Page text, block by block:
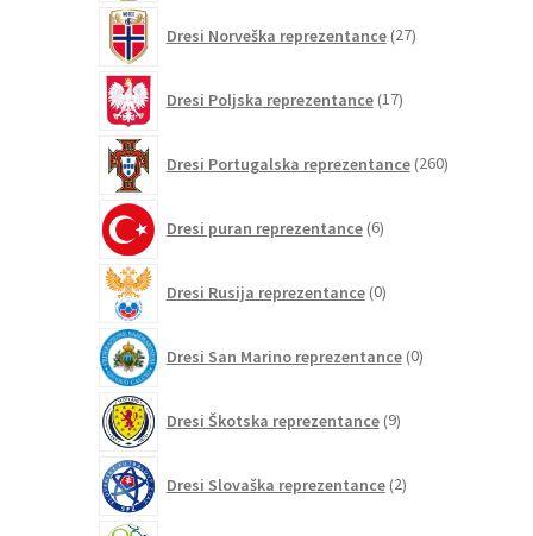
Dresi Norveška reprezentance 27izdelkov
Dresi Poljska reprezentance 17izdelkov
Dresi Portugalska reprezentance 260izdelkov
Dresi puran reprezentance 6izdelkov
Dresi Rusija reprezentance 0izdelkov
Dresi San Marino reprezentance 0izdelkov
Dresi Škotska reprezentance 9izdelkov
Dresi Slovaška reprezentance 2izdelka